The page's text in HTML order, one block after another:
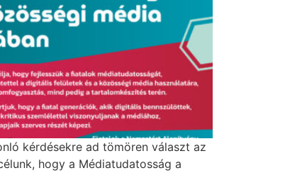
kérdésekre ad tömören választ az
hogy a Médiatudatosság a